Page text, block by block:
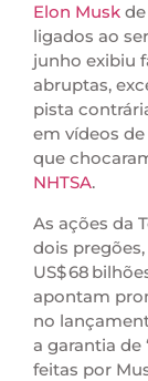
Elon Musk
ligados ao
junho exibiu
abruptas,
pista
em vídeos
que
NHTSA.
As ações da
dois
US$ 68
apontam
no
a garantia de
feitas por